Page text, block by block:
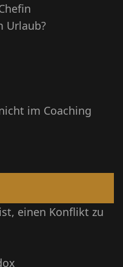
Urlaub?
im Coaching
einen Konflikt zu